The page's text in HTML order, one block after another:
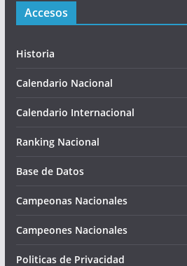
Accesos
Historia
Calendario Nacional
Calendario Internacional
Ranking Nacional
Base de Datos
Campeonas Nacionales
Campeones Nacionales
Politicas de Privacidad